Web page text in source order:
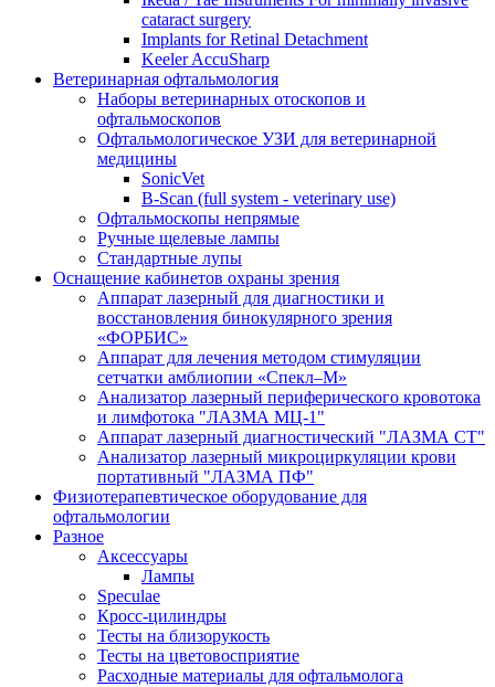
cataract surgery
Implants for Retinal Detachment
Keeler AccuSharp
Ветеринарная офтальмология
Наборы ветеринарных отоскопов и
офтальмоскопов
Офтальмологическое УЗИ для ветеринарной
медицины
SonicVet
B-Scan (full system - veterinary use)
Офтальмоскопы непрямые
Ручные щелевые лампы
Стандартные лупы
Оснащение кабинетов охраны зрения
Аппарат лазерный для диагностики и
восстановления бинокулярного зрения
«ФОРБИС»
Аппарат для лечения методом стимуляции
сетчатки амблиопии «Спекл–М»
Анализатор лазерный периферического кровотока
и лимфотока "ЛАЗМА МЦ-1"
Аппарат лазерный диагностический "ЛАЗМА СТ"
Анализатор лазерный микроциркуляции крови
портативный "ЛАЗМА ПФ"
Физиотерапевтическое оборудование для
офтальмологии
Разное
Аксессуары
Лампы
Speculae
Кросс-цилиндры
Тесты на близорукость
Тесты на цветовосприятие
Расходные материалы для офтальмолога